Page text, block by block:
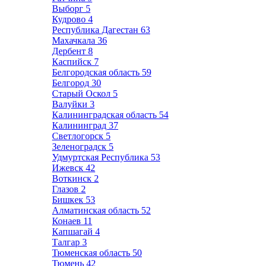
Выборг 5
Кудрово 4
Республика Дагестан 63
Махачкала 36
Дербент 8
Каспийск 7
Белгородская область 59
Белгород 30
Старый Оскол 5
Валуйки 3
Калининградская область 54
Калининград 37
Светлогорск 5
Зеленоградск 5
Удмуртская Республика 53
Ижевск 42
Воткинск 2
Глазов 2
Бишкек 53
Алматинская область 52
Конаев 11
Капшагай 4
Талгар 3
Тюменская область 50
Тюмень 42